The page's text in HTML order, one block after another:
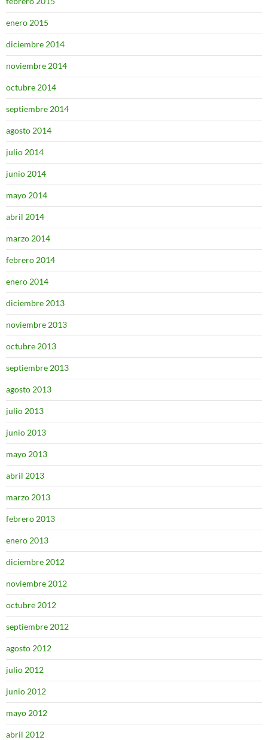
enero 2015
diciembre 2014
noviembre 2014
octubre 2014
septiembre 2014
agosto 2014
julio 2014
junio 2014
mayo 2014
abril 2014
marzo 2014
febrero 2014
enero 2014
diciembre 2013
noviembre 2013
octubre 2013
septiembre 2013
agosto 2013
julio 2013
junio 2013
mayo 2013
abril 2013
marzo 2013
febrero 2013
enero 2013
diciembre 2012
noviembre 2012
octubre 2012
septiembre 2012
agosto 2012
julio 2012
junio 2012
mayo 2012
abril 2012